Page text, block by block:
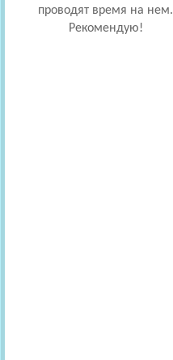
проводят время на нем.
Рекомендую!